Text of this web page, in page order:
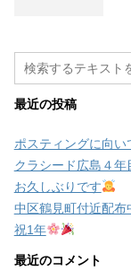
最近の投稿
ポスティングに向
クラシード広島４年
お久しぶりです
中区鶴見町付近配布
祝1年
最近のコメント